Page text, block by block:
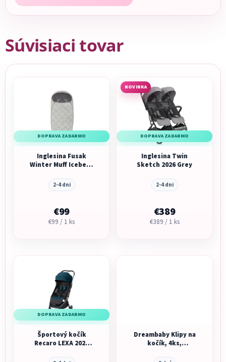
Súvisiaci tovar
DOPRAVA ZADARMO
Inglesina Fusak
Winter Muff Iceberg
kombinovaný/
športový kočík
2-4 dni
€99
Jednotková
€99 / 1 ks
NOVINKA
DOPRAVA ZADARMO
Inglesina Twin
Sketch 2026 Grey
2-4 dni
€389
Jednotková
€389 / 1 ks
DOPRAVA ZADARMO
Športový kočík
Recaro LEXA 2026
Dreambaby Klipy na
kočík, 4ks,